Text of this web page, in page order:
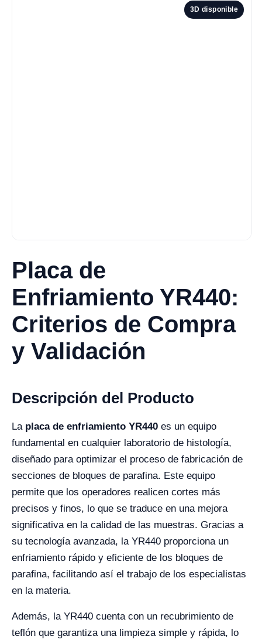
3D disponible
Placa de
Enfriamiento YR440:
Criterios de Compra
y Validación
Descripción del Producto
La placa de enfriamiento YR440 es un equipo
fundamental en cualquier laboratorio de histología,
diseñado para optimizar el proceso de fabricación de
secciones de bloques de parafina. Este equipo
permite que los operadores realicen cortes más
precisos y finos, lo que se traduce en una mejora
significativa en la calidad de las muestras. Gracias a
su tecnología avanzada, la YR440 proporciona un
enfriamiento rápido y eficiente de los bloques de
parafina, facilitando así el trabajo de los especialistas
en la materia.
Además, la YR440 cuenta con un recubrimiento de
teflón que garantiza una limpieza simple y rápida, lo